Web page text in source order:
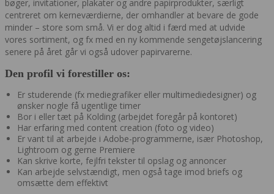
bøger, invitationer, plakater og andre papirprodukter, særligt
centreret om kerneværdierne, der omhandler at bevare de gode
minder – store som små. Vi er dog altid i færd med at udvide
vores sortiment, og fx med en ny kommende sengetøjslancering
senere på året går vi også udover papirvarerne.
Den profil vi forestiller os:
Er studerende (fx mediegrafiker eller multimediedesigner) og
ønsker nogle få ugentlige timer
Bor i eller tæt på Kolding (arbejdet foregår på kontoret)
Har erfaring med content creation (foto og video)
Er vant til at arbejde i Adobe-programmerne, især Photoshop,
Lightroom og gerne Premiere
Kan skrive korte, fejlfri tekster til opslag og annoncer
Kan arbejde selvstændigt, men også tage imod briefs og
omsætte dem effektivt